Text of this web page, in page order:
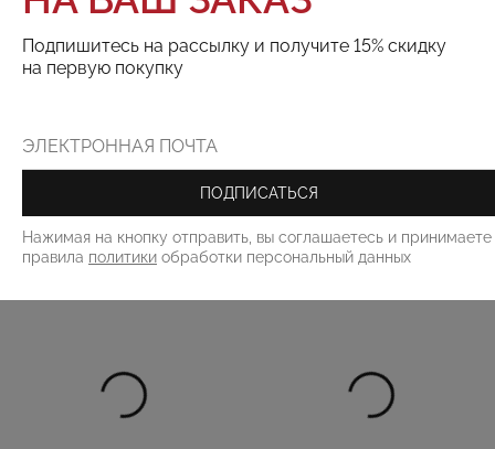
Поделиться:
РЕКОМЕНДУЕМ
Подпишитесь на рассылку и получите 15% скидку
на первую покупку
ПОДПИСАТЬСЯ
Нажимая на кнопку отправить, вы соглашаетесь и принимаете
правила политики обработки персональный данных